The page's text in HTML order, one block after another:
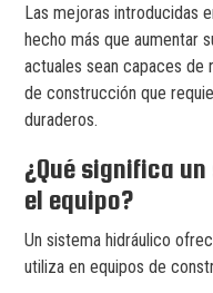
Las mejoras introducidas
hecho más que aumentar
actuales sean capaces de
de construcción que
duraderos.
¿Qué significa
el equipo?
Un sistema hidráulico
utiliza en equipos de